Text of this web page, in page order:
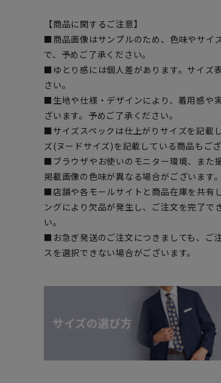
【商品に関するご注意】
■商品画像はサンプルのため、色味やサイ
で、予めご了承ください。
■ゆとり感には個人差があります。サイズ
さい。
■生地や仕様・デザインにより、着用感や
ざいます。予めご了承ください。
■サイズスペックは仕上がりサイズを記載
ズ(ヌードサイズ)を記載している商品もござ
■ブラウザやお使いのモニター環境、また
掲載画像の色味が異なる場合がございます。
■店舗や各モールサイトと商品在庫を共有
ングにより欠品が発生し、ご注文を完了で
い。
■お急ぎ発送のご注文につきましても、ご
スを選択できない場合がございます。